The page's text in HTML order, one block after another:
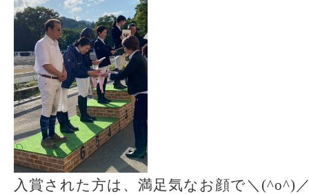
入賞された方は、満足気なお顔で＼(^o^)